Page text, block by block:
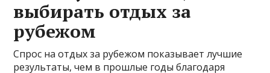
выбирать отдых за
рубежом
Спрос на отдых за рубежом показывает лучшие
результаты, чем в прошлые годы благодаря